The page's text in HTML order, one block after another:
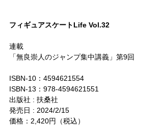
フィギュアスケートLife Vol.32
連載
「無良崇人のジャンプ集中講義」第9回
ISBN-13：978-4594621551
出版社 : 扶桑社
発売日 : 2024/2/15
価格：2,420円（税込）